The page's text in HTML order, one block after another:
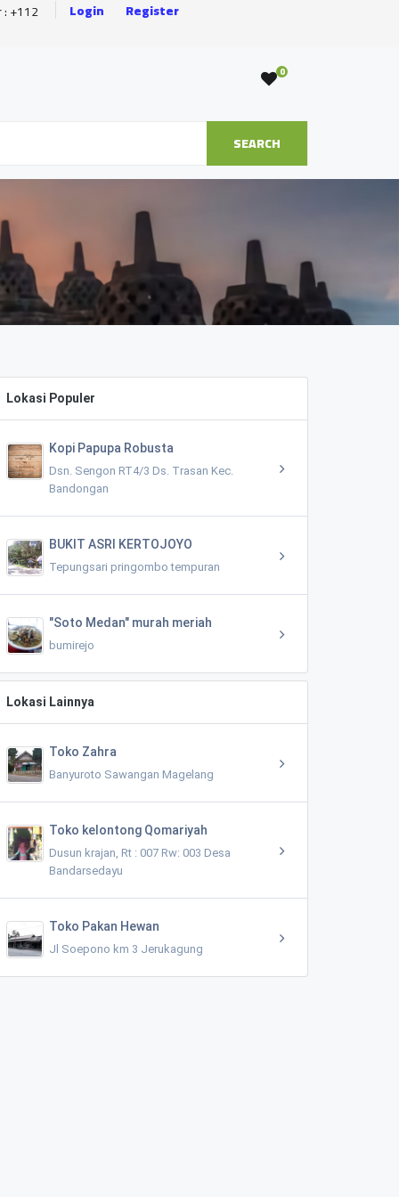
: +112 Login Register
0
SEARCH
Lokasi Populer
Kopi Papupa Robusta
Dsn. Sengon RT4/3 Ds. Trasan Kec.
Bandongan
BUKIT ASRI KERTOJOYO
Tepungsari pringombo tempuran
"Soto Medan" murah meriah
bumirejo
Lokasi Lainnya
Toko Zahra
Banyuroto Sawangan Magelang
Toko kelontong Qomariyah
Dusun krajan, Rt : 007 Rw: 003 Desa
Bandarsedayu
Toko Pakan Hewan
Jl Soepono km 3 Jerukagung